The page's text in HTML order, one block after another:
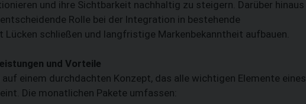
und ihre Sichtbarkeit nachhaltig zu steigern. Darüber hinaus
Rolle bei der Integration in bestehende
schließen und langfristige Markenbekanntheit aufbauen.
und Vorteile
einem durchdachten Konzept, das alle wichtigen Elemente eines
Die monatlichen Pakete umfassen: